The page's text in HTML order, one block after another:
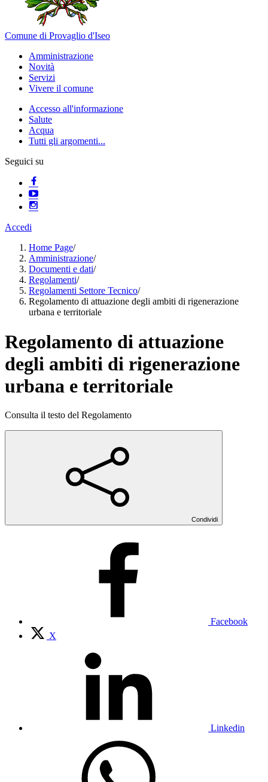
Comune di Provaglio d'Iseo
Amministrazione
Novità
Servizi
Vivere il comune
Accesso all'informazione
Salute
Acqua
Tutti gli argomenti...
Seguici su
Accedi
Home Page/
Amministrazione/
Documenti e dati/
Regolamenti/
Regolamenti Settore Tecnico/
Regolamento di attuazione degli ambiti di rigenerazione
urbana e territoriale
Regolamento di attuazione
degli ambiti di rigenerazione
urbana e territoriale
Consulta il testo del Regolamento
Condividi
Facebook
X
Linkedin